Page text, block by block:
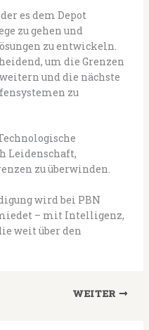
es dem Depot
zu gehen und
zu entwickeln.
um die Grenzen
und die nächste
zu
Leidenschaft,
zu überwinden.
wird bei PBN
– mit Intelligenz,
weit über den
WEITER